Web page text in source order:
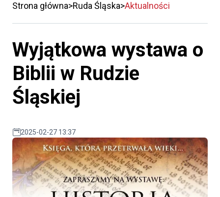
Strona główna Ruda Śląska Aktualności
Wyjątkowa wystawa o
Biblii w Rudzie
Śląskiej
2025-02-27 13:37